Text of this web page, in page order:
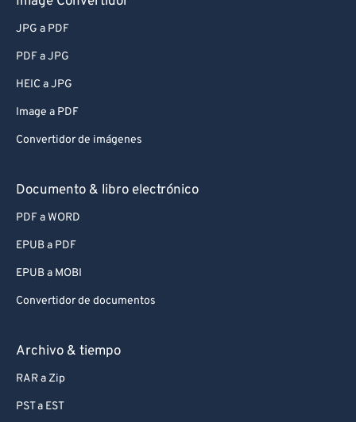
JPG a PDF
PDF a JPG
HEIC a JPG
Image a PDF
Convertidor de imágenes
Documento & libro electrónico
PDF a WORD
EPUB a PDF
EPUB a MOBI
Convertidor de documentos
Archivo & tiempo
RAR a Zip
PST a EST